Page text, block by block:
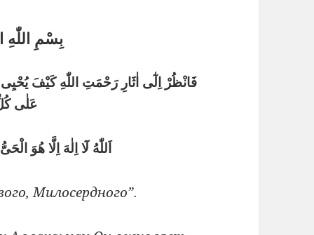
بِسْمِ
فَانْظُرْ اِلٰٓى اٰثَارِ رَحْمَتِ اللّٰهِ كَيْفَ
عَلٰى
اَللّٰهُ لَٓا اِلٰهَ اِلَّا هُوَ
Милосердного”.